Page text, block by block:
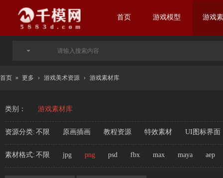
首页 游戏模型 游戏
首页 » 更多 › 游戏美术资源 › 游戏素材库
类别： 游戏素材库
资源分类: 不限 原画插画 教程资源 特效素材 UI图标界面
素材格式: 不限 jpg png psd fbx max maya aep